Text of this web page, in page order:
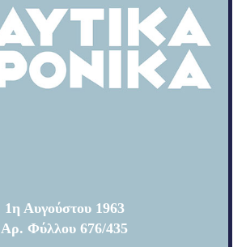
1η Αυγούστου 1963
Αρ. Φύλλου 676/435